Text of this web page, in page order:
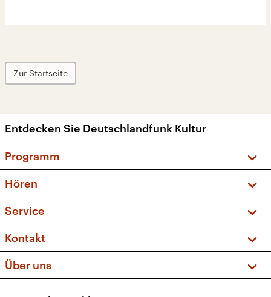
Zur Startseite
Entdecken Sie Deutschlandfunk Kultur
Programm
Sendungen und Podcasts
Musikliste
Kakadu – Das Kinderprogramm
Hören
Frequenzen (UKW + DAB+)
Service
FAQ
Apps
Newsletter
Kontakt
Social Media
Über uns